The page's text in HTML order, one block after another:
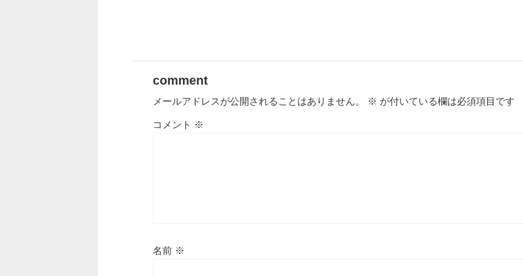
comment
メールアドレスが公開されることはありません。 ※ が付いている欄は必須項目です
コメント ※
名前 ※